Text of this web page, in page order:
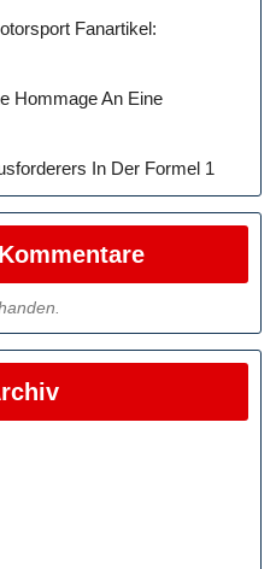
Fanartikel:
Hommage An Eine
In Der Formel 1